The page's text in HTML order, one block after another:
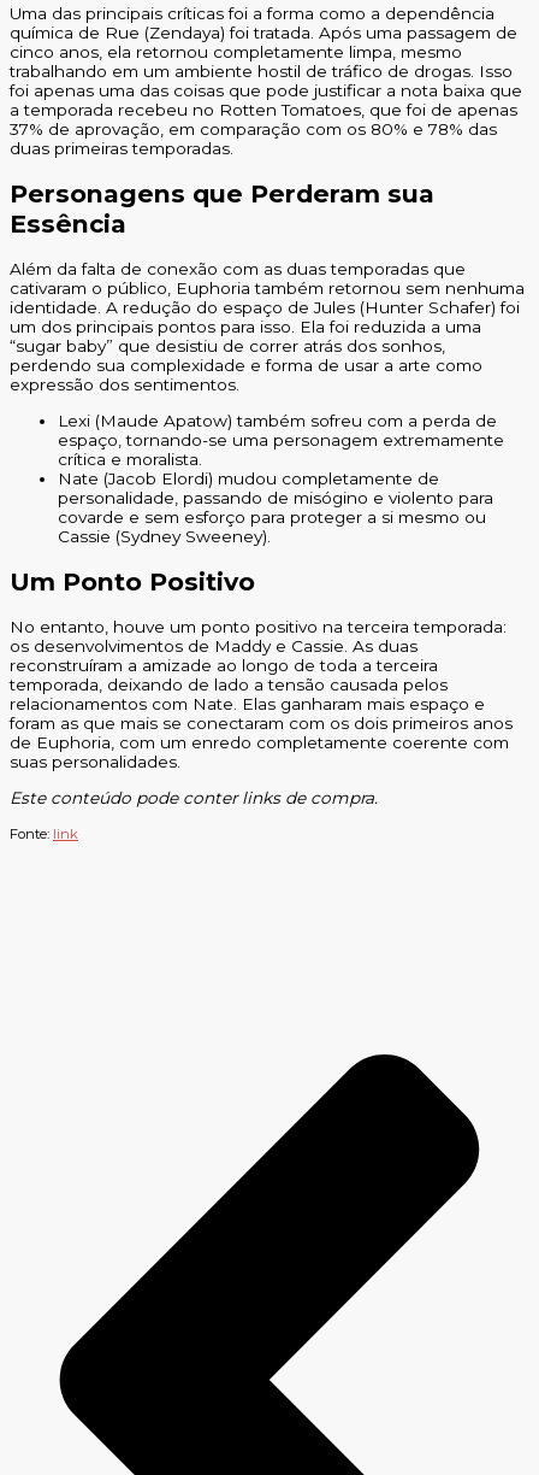
Uma das principais críticas foi a forma como a dependência
química de Rue (Zendaya) foi tratada. Após uma passagem de
cinco anos, ela retornou completamente limpa, mesmo
trabalhando em um ambiente hostil de tráfico de drogas. Isso
foi apenas uma das coisas que pode justificar a nota baixa que
a temporada recebeu no Rotten Tomatoes, que foi de apenas
37% de aprovação, em comparação com os 80% e 78% das
duas primeiras temporadas.
Personagens que Perderam sua
Essência
Além da falta de conexão com as duas temporadas que
cativaram o público, Euphoria também retornou sem nenhuma
identidade. A redução do espaço de Jules (Hunter Schafer) foi
um dos principais pontos para isso. Ela foi reduzida a uma
“sugar baby” que desistiu de correr atrás dos sonhos,
perdendo sua complexidade e forma de usar a arte como
expressão dos sentimentos.
Lexi (Maude Apatow) também sofreu com a perda de
espaço, tornando-se uma personagem extremamente
crítica e moralista.
Nate (Jacob Elordi) mudou completamente de
personalidade, passando de misógino e violento para
covarde e sem esforço para proteger a si mesmo ou
Cassie (Sydney Sweeney).
Um Ponto Positivo
No entanto, houve um ponto positivo na terceira temporada:
os desenvolvimentos de Maddy e Cassie. As duas
reconstruíram a amizade ao longo de toda a terceira
temporada, deixando de lado a tensão causada pelos
relacionamentos com Nate. Elas ganharam mais espaço e
foram as que mais se conectaram com os dois primeiros anos
de Euphoria, com um enredo completamente coerente com
suas personalidades.
Este conteúdo pode conter links de compra.
Fonte: link